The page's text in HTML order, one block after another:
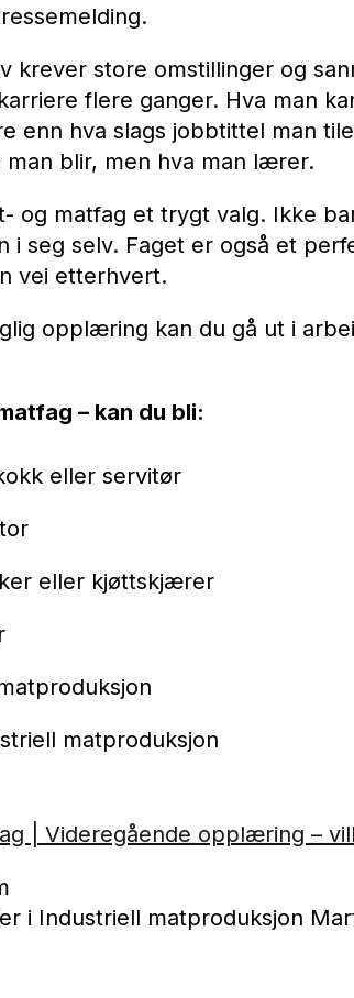
krever store omstillinger og
flere ganger. Hva man
enn hva slags jobbtittel man
man blir, men hva man lærer.
og matfag et trygt valg. Ikke
i seg selv. Faget er også et
vei etterhvert.
opplæring kan du gå ut i
– kan du bli:
eller servitør
eller kjøttskjærer
matproduksjon
| Videregående opplæring –
i Industriell matproduksjon